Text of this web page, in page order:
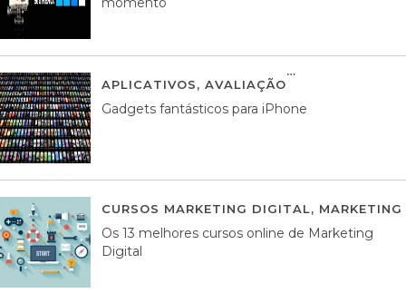
APLICATIVOS, AVALIAÇÃO
Gadgets fantásticos para iPhone
CURSOS MARKETING DIGITAL,
Os 13 melhores cursos online de Marketing
Digital